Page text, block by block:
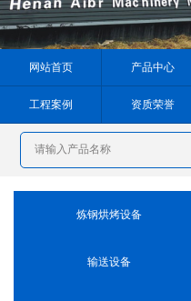
网站首页 产品中心
工程案例 资质荣誉
炼钢烘烤设备
输送设备